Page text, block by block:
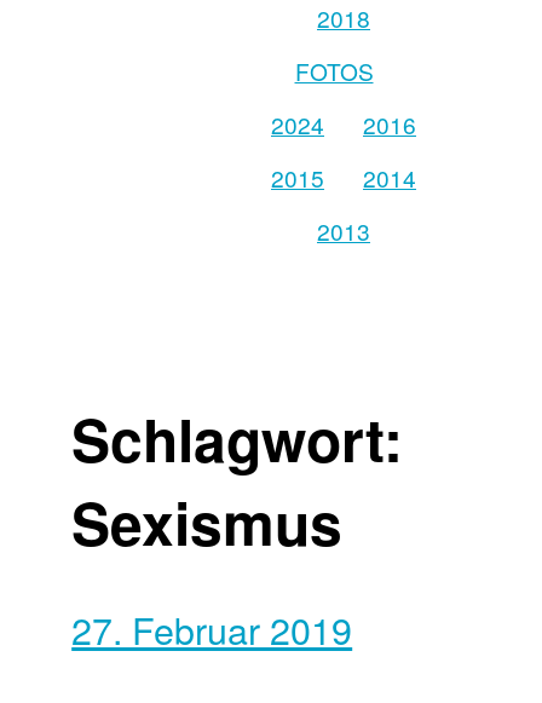
2018
FOTOS
2024
2016
2015
2014
2013
Schlagwort:
Sexismus
27. Februar 2019